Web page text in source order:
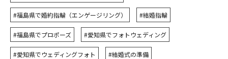
#福島県で婚約指輪（エンゲージリング） #結婚指輪
#福島県でプロポーズ #愛知県でフォトウェディング
#愛知県でウェディングフォト #結婚式の準備